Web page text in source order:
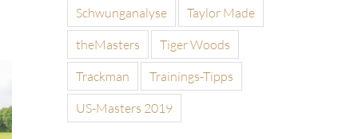
Schwunganalyse
Taylor Made
theMasters
Tiger Woods
Trackman
Trainings-Tipps
US-Masters 2019